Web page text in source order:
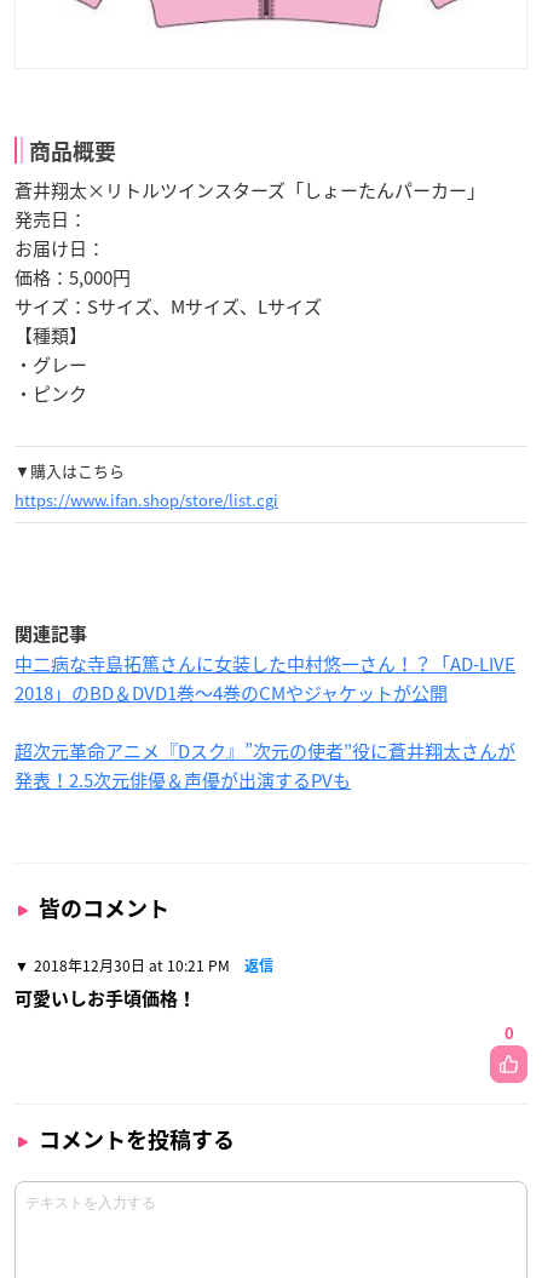
商品概要
蒼井翔太×リトルツインスターズ「しょーたんパーカー」
発売日：
お届け日：
価格：5,000円
サイズ：Sサイズ、Mサイズ、Lサイズ
【種類】
・グレー
・ピンク
▼購入はこちら
https://www.ifan.shop/store/list.cgi
関連記事
中二病な寺島拓篤さんに女装した中村悠一さん！？「AD-LIVE
2018」のBD＆DVD1巻〜4巻のCMやジャケットが公開
超次元革命アニメ『Dスク』”次元の使者”役に蒼井翔太さんが
発表！2.5次元俳優＆声優が出演するPVも
皆のコメント
2018年12月30日 at 10:21 PM 返信
可愛いしお手頃価格！
0
コメントを投稿する